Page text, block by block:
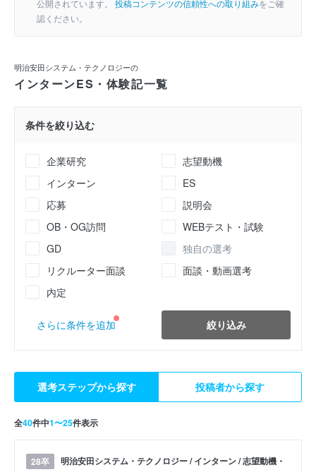
公開されています。 投稿コンテンツの信頼性への取り組みをご確
認ください。
明治安田システム・テクノロジーの
インターンES・体験記一覧
条件を絞り込む
企業研究
志望動機
インターン
ES
応募
説明会
OB・OG訪問
WEBテスト・試験
GD
独自の選考
リクルーター面談
面談・動画選考
内定
さらに条件を追加 絞り込み
選考ステップから探す 投稿者から探す
全40件中1〜25件表示
28卒
明治安田システム・テクノロジー / インターン / 志望動機・